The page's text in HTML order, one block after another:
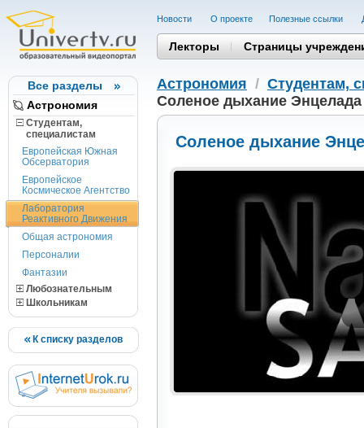
Все разделы
Астрономия
Студентам,
cпециалистам
Европейская Южная
Обсерватория
Европейское
Космическое Агентство
Лаборатория
Реактивного Движения
Общая астрономия
Персоналии
Фантазии
Любознательным
Школьникам
К списку разделов
Новости О проекте Полезные cсылки
Лекторы Страницы
Астрономия / Студентам,
Соленое дыхание Энцелада
Соленое дыхание